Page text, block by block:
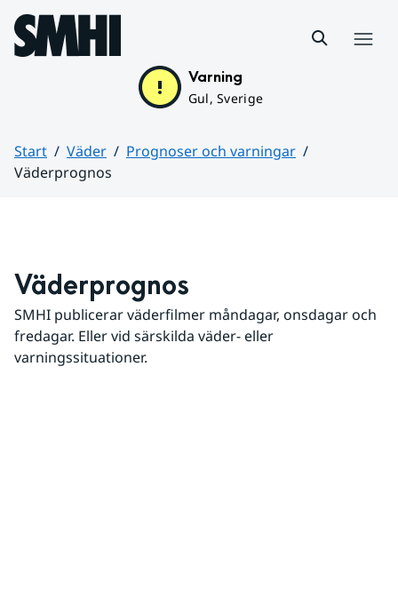
Hoppa till sidans innehåll
Varning
Gul, Sverige
Start Väder
Prognoser och varningar
Väderprognos
Väderprognos
SMHI publicerar väderfilmer måndagar, onsdagar och
fredagar. Eller vid särskilda väder- eller
varningssituationer.